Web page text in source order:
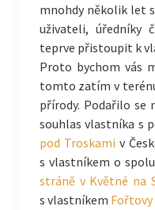
mnohdy několik let
uživateli, úředníky
teprve přistoupit k
Proto bychom vás
tomto zatím v
přírody. Podařilo se
souhlas vlastníka s
pod Troskami v
s vlastníkem o
stráně v Květné na
s vlastníkem